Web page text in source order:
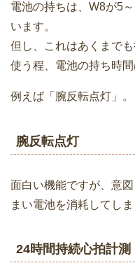
電池の持ちは、W8が5
います。
但し、これはあくまで
使う程、電池の持ち時間
例えば「腕反転点灯」。
腕反転点灯
面白い機能ですが、意
まい電池を消耗してしま
24時間持続心拍計測